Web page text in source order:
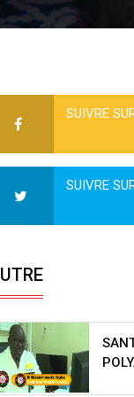
SUIVRE
SUIVRE